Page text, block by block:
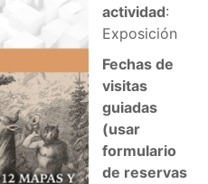
actividad:
Exposición
Fechas de
visitas
guiadas
(usar
formulario
de reservas